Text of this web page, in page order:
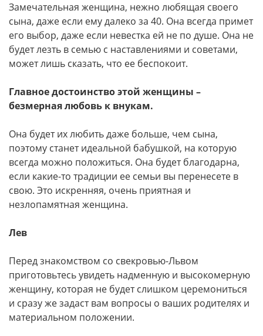
Замечательная женщина, нежно любящая своего
сына, даже если ему далеко за 40. Она всегда примет
его выбор, даже если невестка ей не по душе. Она не
будет лезть в семью с наставлениями и советами,
может лишь сказать, что ее беспокоит.
Главное достоинство этой женщины –
безмерная любовь к внукам.
Она будет их любить даже больше, чем сына,
поэтому станет идеальной бабушкой, на которую
всегда можно положиться. Она будет благодарна,
если какие-то традиции ее семьи вы перенесете в
свою. Это искренняя, очень приятная и
незлопамятная женщина.
Лев
Перед знакомством со свекровью-Львом
приготовьтесь увидеть надменную и высокомерную
женщину, которая не будет слишком церемониться
и сразу же задаст вам вопросы о ваших родителях и
материальном положении.